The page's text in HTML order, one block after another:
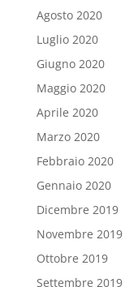
Agosto 2020
Luglio 2020
Giugno 2020
Maggio 2020
Aprile 2020
Marzo 2020
Febbraio 2020
Gennaio 2020
Dicembre 2019
Novembre 2019
Ottobre 2019
Settembre 2019